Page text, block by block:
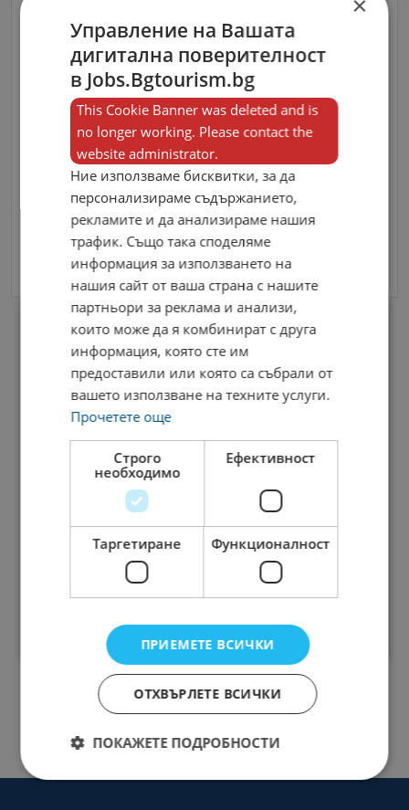
Съгласен съм сTerms and Policy
Изпрати Съобщение
Lodis Invest EOOD
Ресторанти
Главен готвач за
вътрешно ведомствено
заведение
09.05.2023
гр.Пазарджик ул.Царица Йоанна 29
Управление на Вашата
дигитална поверителност
в Jobs.Bgtourism.bg
This Cookie Banner was deleted and is
no longer working. Please contact the
website administrator.
Ние използваме бисквитки, за да
персонализираме съдържанието,
рекламите и да анализираме нашия
трафик. Също така споделяме
информация за използването на
нашия сайт от ваша страна с нашите
партньори за реклама и анализи,
които може да я комбинират с друга
информация, която сте им
предоставили или която са събрали от
вашето използване на техните услуги.
Прочетете още
Строго
необходимо
Ефективност
Таргетиране Функционалност
ПРИЕМЕТЕ ВСИЧКИ
ОТХВЪРЛЕТЕ ВСИЧКИ
ПОКАЖЕТЕ ПОДРОБНОСТИ